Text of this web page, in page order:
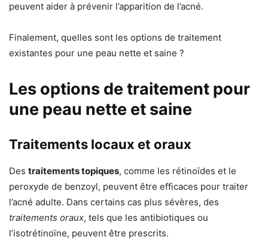
peuvent aider à prévenir l’apparition de l’acné.
Finalement, quelles sont les options de traitement
existantes pour une peau nette et saine ?
Les options de traitement pour
une peau nette et saine
Traitements locaux et oraux
Des traitements topiques, comme les rétinoïdes et le
peroxyde de benzoyl, peuvent être efficaces pour traiter
l’acné adulte. Dans certains cas plus sévères, des
traitements oraux, tels que les antibiotiques ou
l’isotrétinoïne, peuvent être prescrits.